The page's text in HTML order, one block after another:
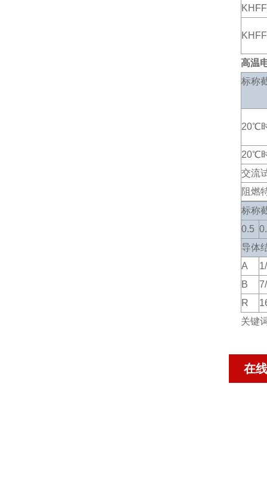
高温
标称
20℃
20℃
交流
阻燃
标称
0.5
导体
A
B
R
关键
在